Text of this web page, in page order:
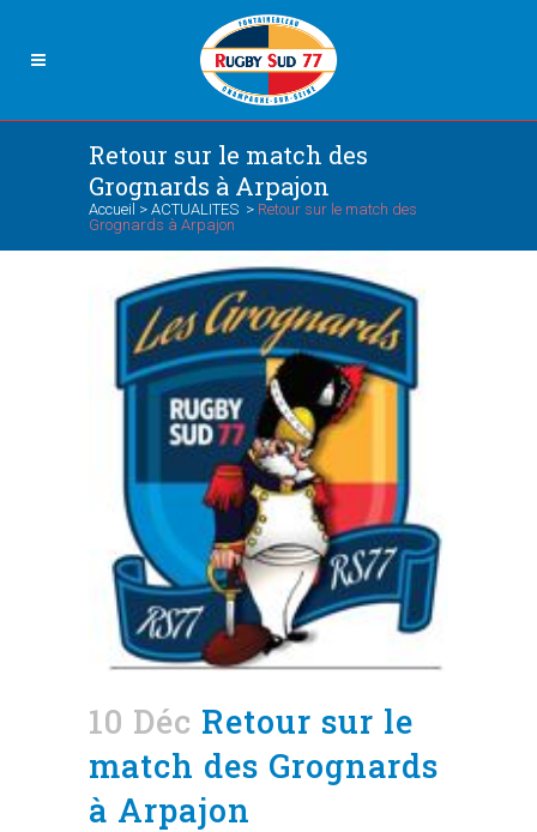
Retour sur le match des
Grognards à Arpajon
Accueil > ACTUALITES > Retour sur le match des
Grognards à Arpajon
10 Déc Retour sur le
match des Grognards
à Arpajon